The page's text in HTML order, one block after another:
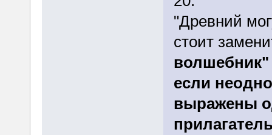
"Древний
стоит
волшебник"
если
выражены